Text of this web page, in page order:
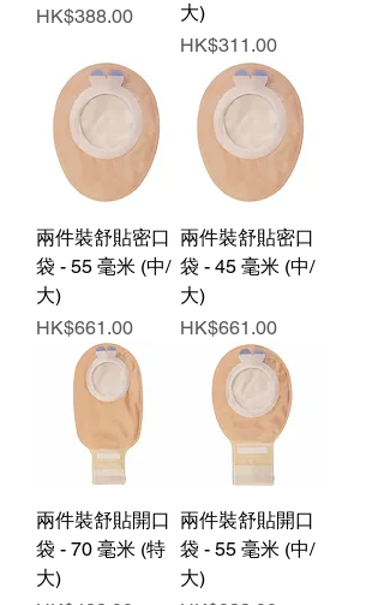
價格
HK$388.00
大)
價格
HK$311.00
兩件裝舒貼密口
袋 - 55 毫米 (中/
大)
價格
HK$661.00
兩件裝舒貼密口
袋 - 45 毫米 (中/
大)
價格
HK$661.00
兩件裝舒貼開口
袋 - 70 毫米 (特
大)
兩件裝舒貼開口
袋 - 55 毫米 (中/
大)